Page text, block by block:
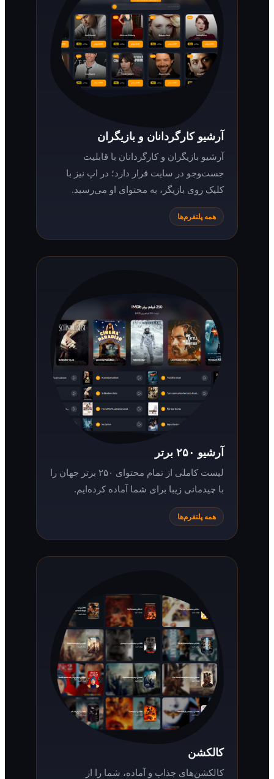
آرشیو کارگردانان و بازیگران
آرشیو بازیگران و کارگردانان با قابلیت
جست‌وجو در سایت قرار دارد؛ در اپ نیز با
کلیک روی بازیگر، به محتوای او می‌رسید.
همه پلتفرم‌ها
لیست کاملی از تمام محتوای ۲۵۰ برتر جهان را
با چیدمانی زیبا برای شما آماده کرده‌ایم.
همه پلتفرم‌ها
کالکشن‌های جذاب و آماده، شما را از